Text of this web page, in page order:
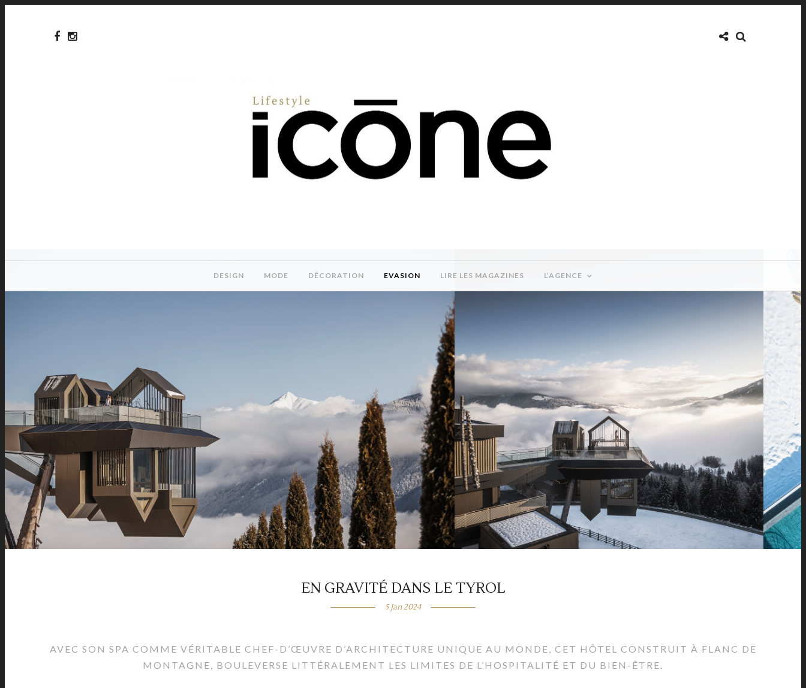
DESIGN MODE DÉCORATION EVASION LIRE LES MAGAZINES L’AGENCE
EN GRAVITÉ DANS LE TYROL
5 Jan 2024
AVEC SON SPA COMME VÉRITABLE CHEF-D’ŒUVRE D’ARCHITECTURE UNIQUE AU MONDE, CET HÔTEL CONSTRUIT À FLANC DE
MONTAGNE, BOULEVERSE LITTÉRALEMENT LES LIMITES DE L’HOSPITALITÉ ET DU BIEN-ÊTRE.